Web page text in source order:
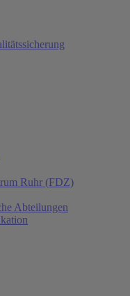
Ruhr (FDZ)
Abteilungen